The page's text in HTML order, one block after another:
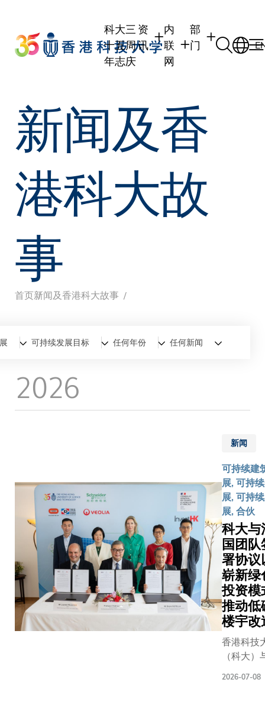
main
content
科大三
十五周
年志庆
资
讯
校友
传媒
公众
内
联
网
校友内联网
部
门
行政部门
社交平台及应用
新闻及香
港科大故
事
面
包
屑
首页新闻及香港科大故事
全部新闻香港科大故事
可持续发展目标 任何年份 任何新闻
2026
新闻
可持续建
展, 可持
展, 可持
展, 合伙
科大与
国团队
署协议
崭新绿
投资模
推动低
楼宇改
香港科技
（科大）
2026-07-08